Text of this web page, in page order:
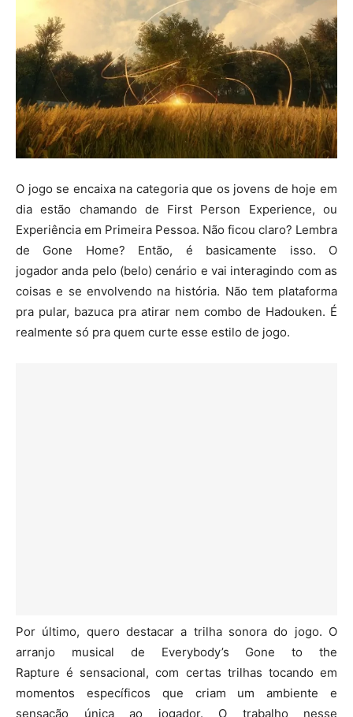
O jogo se encaixa na categoria que os jovens de hoje em
dia estão chamando de First Person Experience, ou
Experiência em Primeira Pessoa. Não ficou claro? Lembra
de Gone Home? Então, é basicamente isso. O
jogador anda pelo (belo) cenário e vai interagindo com as
coisas e se envolvendo na história. Não tem plataforma
pra pular, bazuca pra atirar nem combo de Hadouken. É
realmente só pra quem curte esse estilo de jogo.
Por último, quero destacar a trilha sonora do jogo. O
arranjo musical de Everybody’s Gone to the
Rapture é sensacional, com certas trilhas tocando em
momentos específicos que criam um ambiente e
sensação única ao jogador. O trabalho nesse